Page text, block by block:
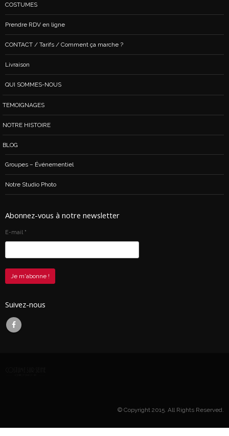
COSTUMES
Prendre RDV en ligne
CONTACT / Tarifs / Comment ça marche ?
Livraison
QUI SOMMES-NOUS
TEMOIGNAGES
NOTRE HISTOIRE
BLOG
Groupes – Événementiel
Notre Studio Photo
Abonnez-vous à notre newsletter
E-mail *
Suivez-nous
© Copyright 2015. All Rights Reserved.